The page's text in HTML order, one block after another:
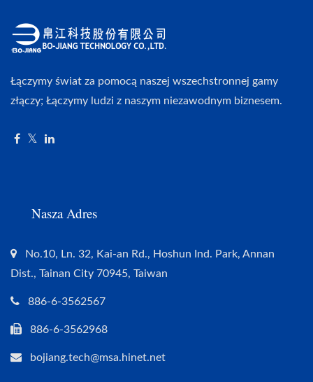
Łączymy świat za pomocą naszej wszechstronnej gamy
złączy; Łączymy ludzi z naszym niezawodnym biznesem.
Nasza Adres
No.10, Ln. 32, Kai-an Rd., Hoshun Ind. Park, Annan
Dist., Tainan City 70945, Taiwan
886-6-3562567
886-6-3562968
bojiang.tech@msa.hinet.net